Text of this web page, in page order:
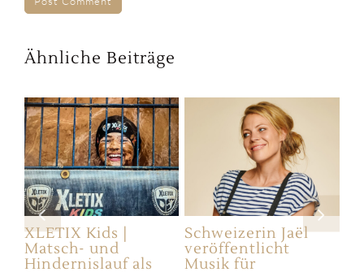
Ähnliche Beiträge
Schweizerin Jaël
veröffentlicht
Musik für
Unser
Familienplaner 2023
| Printable mit vier